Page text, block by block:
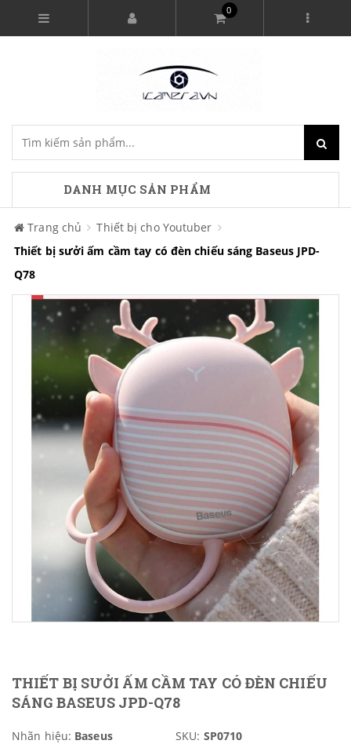
0
DANH MỤC SẢN PHẨM
Trang chủ
Thiết bị cho Youtuber
Thiết bị sưởi ấm cầm tay có đèn chiếu sáng Baseus JPD-
Q78
THIẾT BỊ SƯỞI ẤM CẦM TAY CÓ ĐÈN CHIẾU
SÁNG BASEUS JPD-Q78
Nhãn hiệu: Baseus SKU: SP0710